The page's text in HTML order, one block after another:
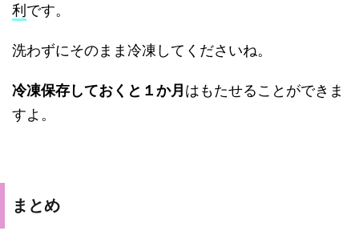
利です。
洗わずにそのまま冷凍してくださいね。
冷凍保存しておくと１か月はもたせることができま
すよ。
まとめ